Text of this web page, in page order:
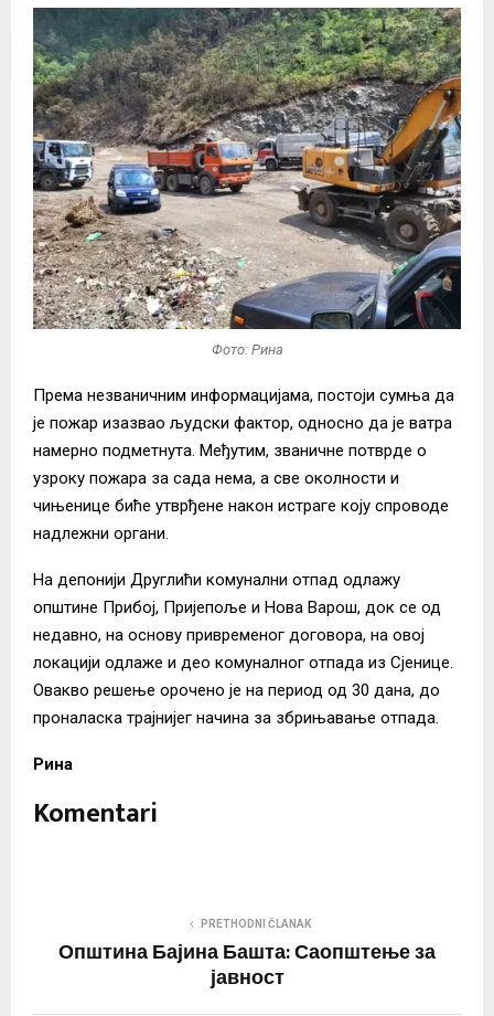
Фото: Рина
Према незваничним информацијама, постоји сумња да
је пожар изазвао људски фактор, односно да је ватра
намерно подметнута. Међутим, званичне потврде о
узроку пожара за сада нема, а све околности и
чињенице биће утврђене након истраге коју спроводе
надлежни органи.
На депонији Друглићи комунални отпад одлажу
општине Прибој, Пријепоље и Нова Варош, док се од
недавно, на основу привременог договора, на овој
локацији одлаже и део комуналног отпада из Сјенице.
Овакво решење орочено је на период од 30 дана, до
проналаска трајнијег начина за збрињавање отпада.
Рина
Komentari
PRETHODNI ČLANAK
Општина Бајина Башта: Саопштење за
јавност